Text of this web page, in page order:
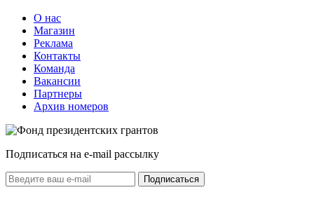
О нас
Магазин
Реклама
Контакты
Команда
Вакансии
Партнеры
Архив номеров
Подписаться на e-mail рассылку
Подписаться